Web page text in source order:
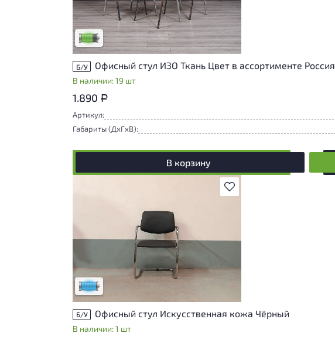
У товара присутствуют незначительные
следы эксплуатации, не влияющие на
удобство его использования
Низкая степень износа
Б/У Офисный стул ИЗО Ткань Цвет в ассортименте Россия
В наличии: 19 шт
1.890 Р
Артикул:
Габариты (ДxГxВ):
В корзину
В избранное
Состояние товара приближено к новому,
могут присутствовать незначительные
следы эксплуатации
Низкая степень износа
Б/У Офисный стул Искусственная кожа Чёрный
В наличии: 1 шт